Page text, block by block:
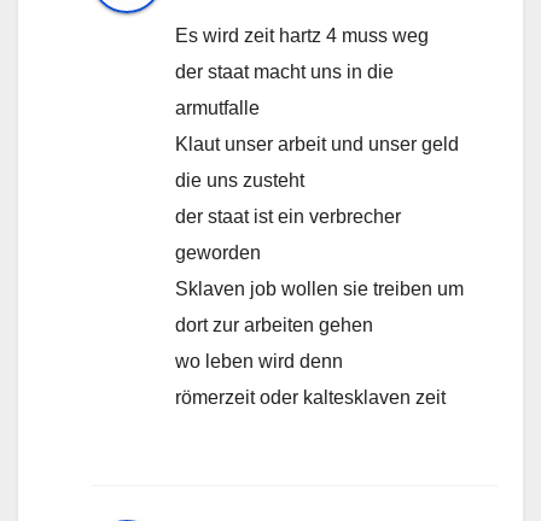
Es wird zeit hartz 4 muss weg
der staat macht uns in die
armutfalle
Klaut unser arbeit und unser geld
die uns zusteht
der staat ist ein verbrecher
geworden
Sklaven job wollen sie treiben um
dort zur arbeiten gehen
wo leben wird denn
römerzeit oder kaltesklaven zeit